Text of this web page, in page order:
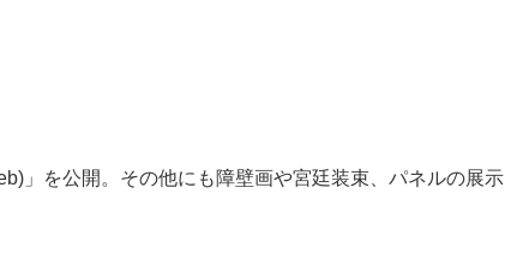
」を公開。その他にも障壁画や宮廷装束、パネルの展示